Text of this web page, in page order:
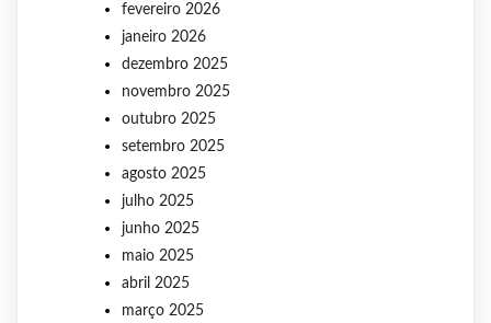
fevereiro 2026
janeiro 2026
dezembro 2025
novembro 2025
outubro 2025
setembro 2025
agosto 2025
julho 2025
junho 2025
maio 2025
abril 2025
março 2025